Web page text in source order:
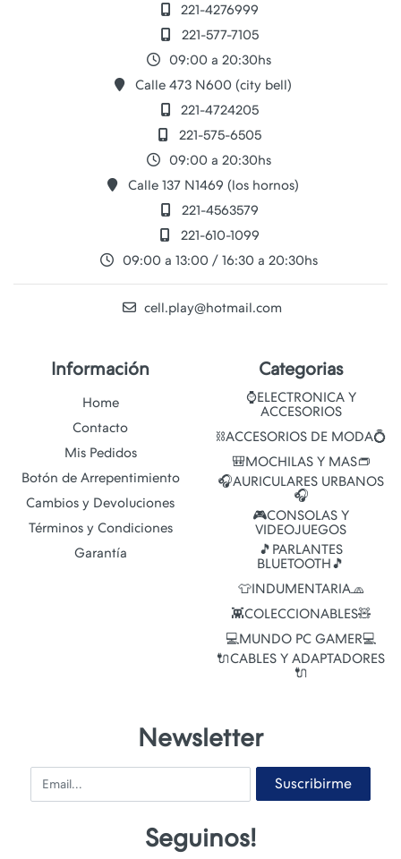
221-4276999
221-577-7105
09:00 a 20:30hs
Calle 473 N600 (city bell)
221-4724205
221-575-6505
09:00 a 20:30hs
Calle 137 N1469 (los hornos)
221-4563579
221-610-1099
09:00 a 13:00 / 16:30 a 20:30hs
cell.play@hotmail.com
Información
Home
Contacto
Mis Pedidos
Botón de Arrepentimiento
Cambios y Devoluciones
Términos y Condiciones
Garantía
Categorias
⌚ELECTRONICA Y
ACCESORIOS
⛓️ACCESORIOS DE MODA💍
🎒MOCHILAS Y MAS👝
🎧AURICULARES URBANOS
🎧
🎮CONSOLAS Y
VIDEOJUEGOS
🎵PARLANTES
BLUETOOTH🎵
👕INDUMENTARIA🧢
👾COLECCIONABLES🧸
💻MUNDO PC GAMER💻
🔌CABLES Y ADAPTADORES
🔌
Newsletter
Email Suscribirme
Seguinos!